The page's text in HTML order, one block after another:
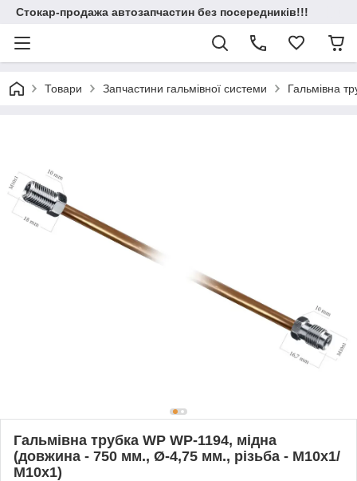
Стокар-продажа автозапчастин без посередників!!!
Товари Запчастини гальмівної системи Гальмівна
Гальмівна трубка WP WP-1194, мідна
(довжина - 750 мм., Ø-4,75 мм., різьба - М10х1/
М10х1)